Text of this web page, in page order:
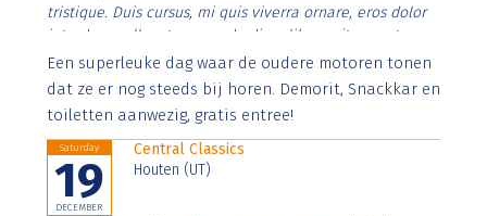
tristique. Duis cursus, mi quis viverra ornare, eros dolor
interdum nulla, ut commodo diam libero vitae erat.
Aenean faucibus nibh et justo cursus id rutrum lorem
imperdiet. Nunc ut sem vitae risus tristique posuere.
Een superleuke dag waar de oudere motoren tonen
dat ze er nog steeds bij horen. Demorit, Snackkar en
toiletten aanwezig, gratis entree!
Saturday
19
DECEMBER
Central Classics
Houten (UT)